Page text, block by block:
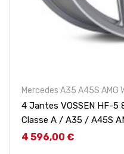
Mercedes A35 A45S AMG
4 Jantes VOSSEN HF-5
Classe A / A35 / A45S
Prix
4 596,00 €